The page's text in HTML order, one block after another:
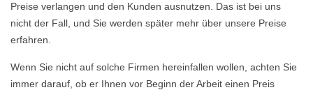
Preise verlangen und den Kunden ausnutzen. Das ist bei uns
nicht der Fall, und Sie werden später mehr über unsere Preise
erfahren.
Wenn Sie nicht auf solche Firmen hereinfallen wollen, achten Sie
immer darauf, ob er Ihnen vor Beginn der Arbeit einen Preis